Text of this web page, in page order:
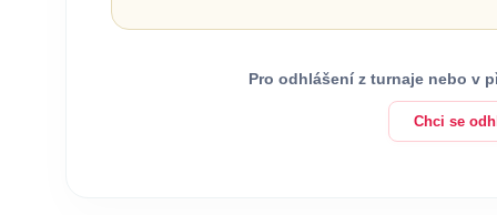
Pro odhlášení z turnaje nebo v
Chci se